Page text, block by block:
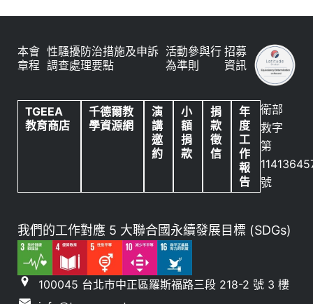
本會
章程
性騷擾防治措施及申訴
調查處理要點
活動參與行
為準則
招募
資訊
TGEEA
教育商店
千德爾教
學資源網
演
講
邀
約
小
額
捐
款
捐
款
徵
信
年
度
工
作
報
告
衛部
救字
第
號
我們的工作對應 5 大聯合國永續發展目標 (SDGs)
100045 台北市中正區羅斯福路三段 218-2 號 3 樓